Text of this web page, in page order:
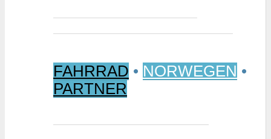
FAHRRAD • NORWEGEN •
PARTNER